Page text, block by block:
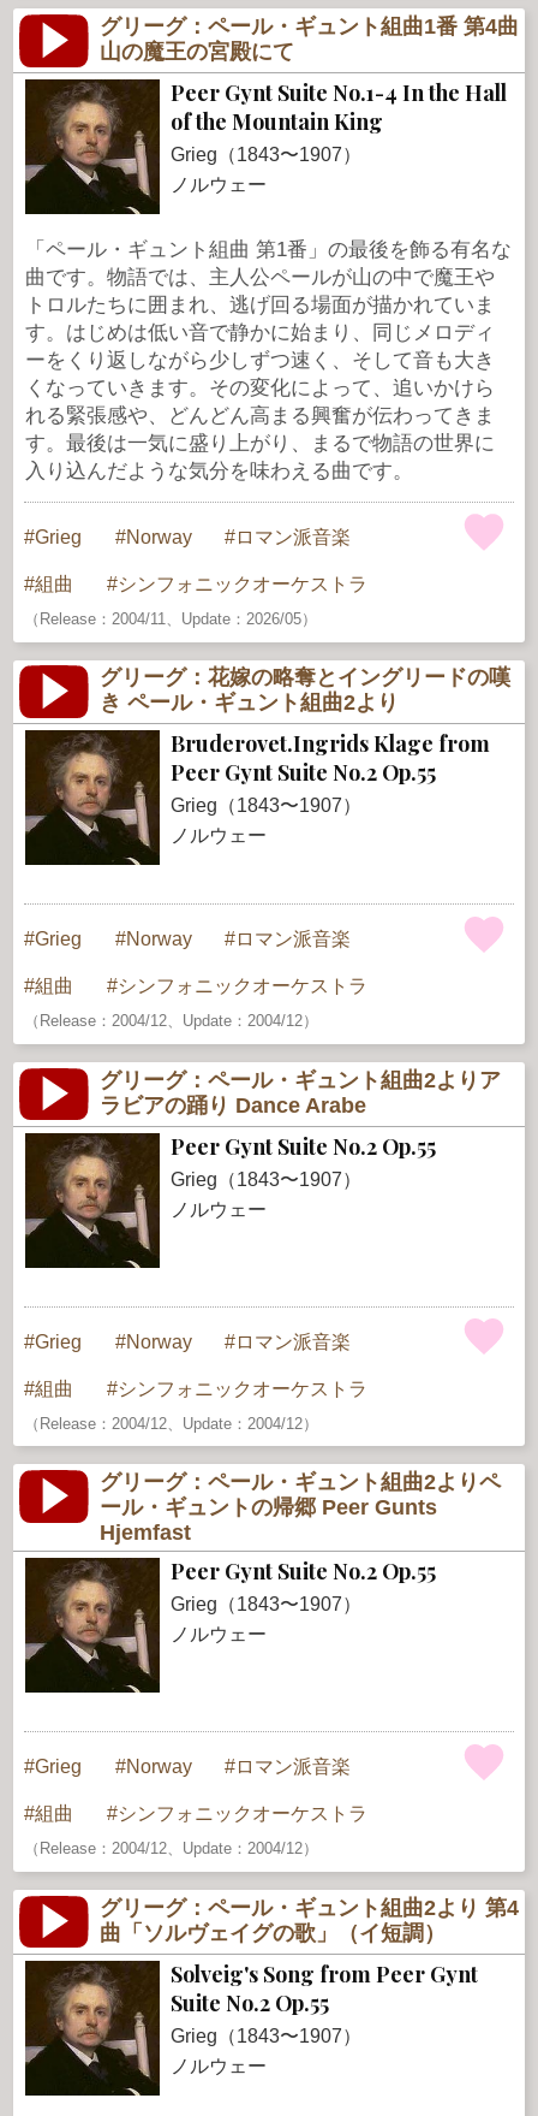
グリーグ：ペール・ギュント組曲1番 第4曲
山の魔王の宮殿にて
Peer Gynt Suite No.1-4 In the Hall
of the Mountain King
Grieg（1843〜1907）
ノルウェー
「ペール・ギュント組曲 第1番」の最後を飾る有名な
曲です。物語では、主人公ペールが山の中で魔王や
トロルたちに囲まれ、逃げ回る場面が描かれていま
す。はじめは低い音で静かに始まり、同じメロディ
ーをくり返しながら少しずつ速く、そして音も大き
くなっていきます。その変化によって、追いかけら
れる緊張感や、どんどん高まる興奮が伝わってきま
す。最後は一気に盛り上がり、まるで物語の世界に
入り込んだような気分を味わえる曲です。
Grieg Norway ロマン派音楽
組曲 シンフォニックオーケストラ
（Release：2004/11、Update：2026/05）
グリーグ：花嫁の略奪とイングリードの嘆
き ペール・ギュント組曲2より
Bruderovet.Ingrids Klage from
Peer Gynt Suite No.2 Op.55
Grieg（1843〜1907）
ノルウェー
Grieg Norway ロマン派音楽
組曲 シンフォニックオーケストラ
（Release：2004/12、Update：2004/12）
グリーグ：ペール・ギュント組曲2よりア
ラビアの踊り Dance Arabe
Peer Gynt Suite No.2 Op.55
Grieg（1843〜1907）
ノルウェー
Grieg Norway ロマン派音楽
組曲 シンフォニックオーケストラ
（Release：2004/12、Update：2004/12）
グリーグ：ペール・ギュント組曲2よりペ
ール・ギュントの帰郷 Peer Gunts
Hjemfast
Peer Gynt Suite No.2 Op.55
Grieg（1843〜1907）
ノルウェー
Grieg Norway ロマン派音楽
組曲 シンフォニックオーケストラ
（Release：2004/12、Update：2004/12）
グリーグ：ペール・ギュント組曲2より 第4
曲「ソルヴェイグの歌」（イ短調）
Solveig's Song from Peer Gynt
Suite No.2 Op.55
Grieg（1843〜1907）
ノルウェー